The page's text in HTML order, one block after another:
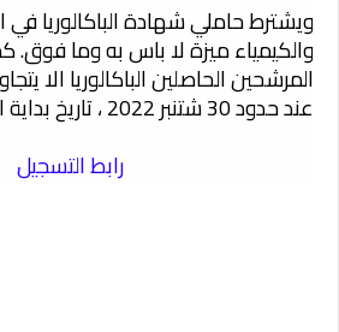
ويشترط حاملي شهادة الباكالوريا في
والكيمياء ميزة لا باس به وما فوق.
عند حدود 30 شتنبر 2022 ، تاريخ بداية التكوين.
رابط التسجيل